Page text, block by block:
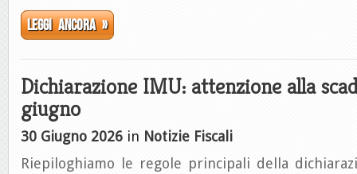
Leggi ancora »
Dichiarazione IMU: attenzione alla
giugno
30 Giugno 2026 in Notizie Fiscali
Riepiloghiamo le regole principali della